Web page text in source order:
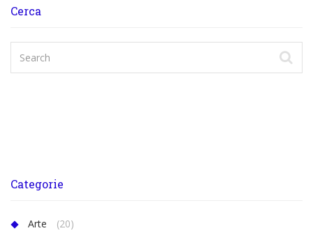
Cerca
Categorie
Arte
(20)